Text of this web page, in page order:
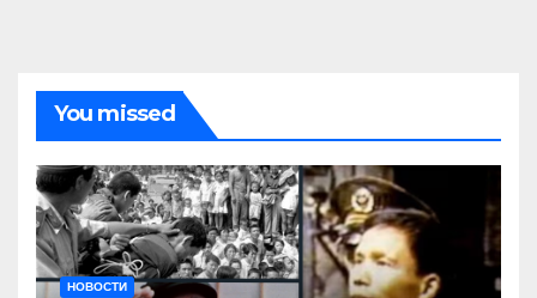
You missed
НОВОСТИ